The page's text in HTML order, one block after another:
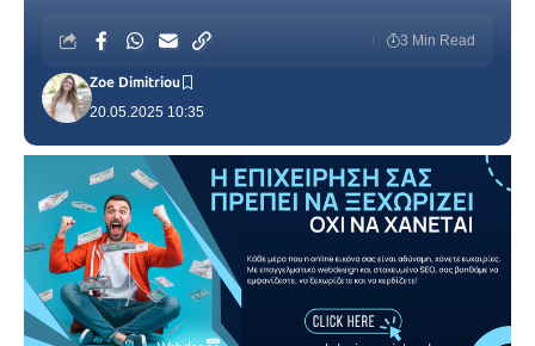
20.05.2025 10:35
Zoe Dimitriou
3 Min Read